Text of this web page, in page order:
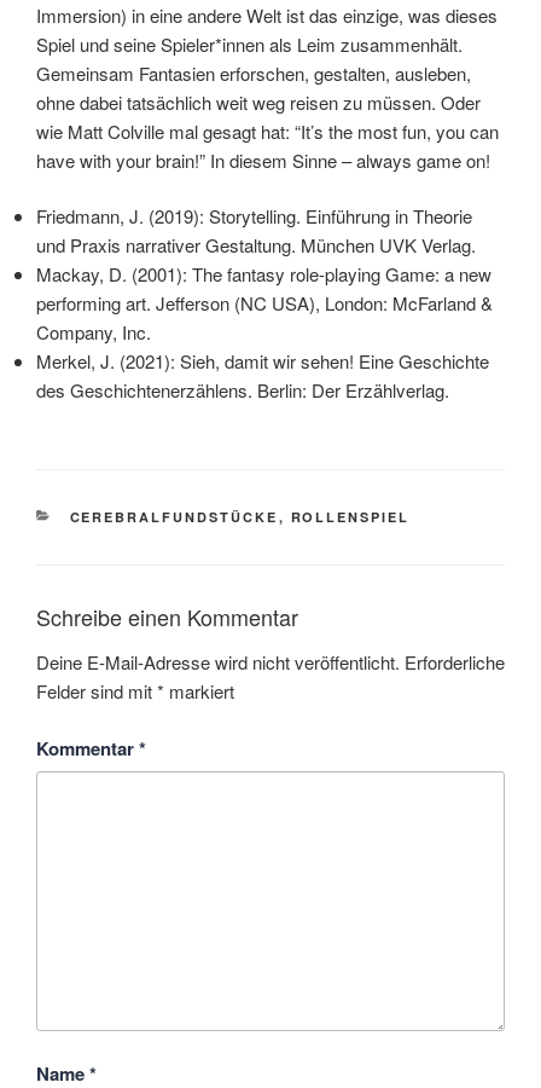
Immersion) in eine andere Welt ist das einzige, was dieses
Spiel und seine Spieler*innen als Leim zusammenhält.
Gemeinsam Fantasien erforschen, gestalten, ausleben,
ohne dabei tatsächlich weit weg reisen zu müssen. Oder
wie Matt Colville mal gesagt hat: “It’s the most fun, you can
have with your brain!” In diesem Sinne – always game on!
Friedmann, J. (2019): Storytelling. Einführung in Theorie
und Praxis narrativer Gestaltung. München UVK Verlag.
Mackay, D. (2001): The fantasy role-playing Game: a new
performing art. Jefferson (NC USA), London: McFarland &
Company, Inc.
Merkel, J. (2021): Sieh, damit wir sehen! Eine Geschichte
des Geschichtenerzählens. Berlin: Der Erzählverlag.
KATEGORIEN
CEREBRALFUNDSTÜCKE , ROLLENSPIEL
Schreibe einen Kommentar
Deine E-Mail-Adresse wird nicht veröffentlicht. Erforderliche
Felder sind mit* markiert
Kommentar*
Name*